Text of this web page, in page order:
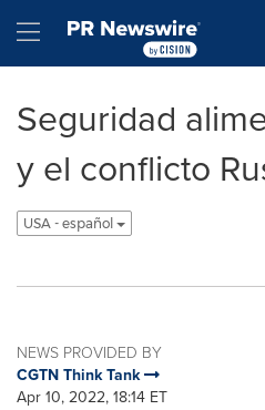
Hamburger menu
Seguridad
y el conflicto
USA - español
NEWS PROVIDED BY
CGTN Think Tank
Apr 10, 2022, 18:14 ET